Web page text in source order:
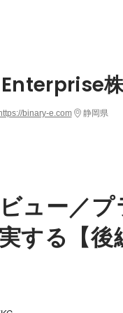
https://binary-e.com 静岡県
ュー／
する【